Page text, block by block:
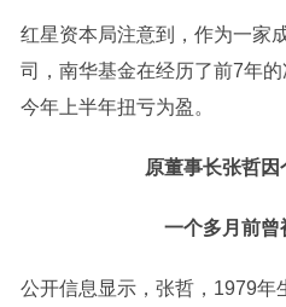
红星资本局注意到，作为一家
司，南华基金在经历了前7年
今年上半年扭亏为盈。
原董事长张哲
一个多月前曾
公开信息显示，张哲，1979年